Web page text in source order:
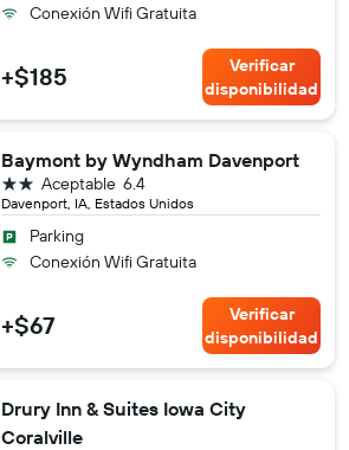
Conexión Wifi Gratuita
+$185
Verificar
disponibilidad
Baymont by Wyndham Davenport
Davenport, IA, Estados Unidos
6.4
Aceptable
2 estrellas
Parking
Conexión Wifi Gratuita
+$67
Verificar
disponibilidad
Drury Inn & Suites Iowa City
Coralville